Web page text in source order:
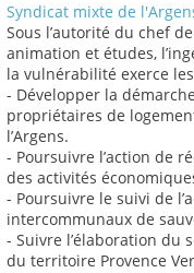
Syndicat mixte de
Sous l’autorité du chef
animation et études,
la vulnérabilité exerce
- Développer la
propriétaires de
l’Argens.
- Poursuivre l’action de
des activités
- Poursuivre le suivi de
intercommunaux de
- Suivre l’élaboration du
du territoire Provence